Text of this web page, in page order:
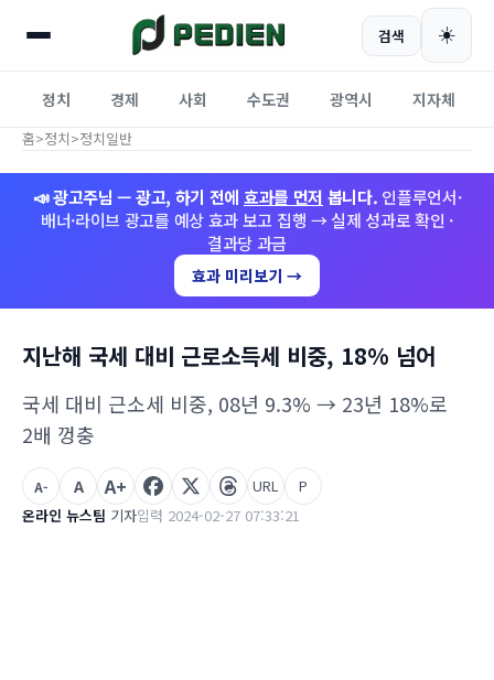
검색 ☀️
정치 경제 사회 수도권 광역시 지자체
홈>정치>정치일반
📣 광고주님 — 광고, 하기 전에 효과를 먼저 봅니다. 인플루언서·
배너·라이브 광고를 예상 효과 보고 집행 → 실제 성과로 확인 ·
결과당 과금
효과 미리보기 →
지난해 국세 대비 근로소득세 비중, 18% 넘어
국세 대비 근소세 비중, 08년 9.3% → 23년 18%로
2배 껑충
온라인 뉴스팀 기자입력 2024-02-27 07:33:21
A- A A+ URL P